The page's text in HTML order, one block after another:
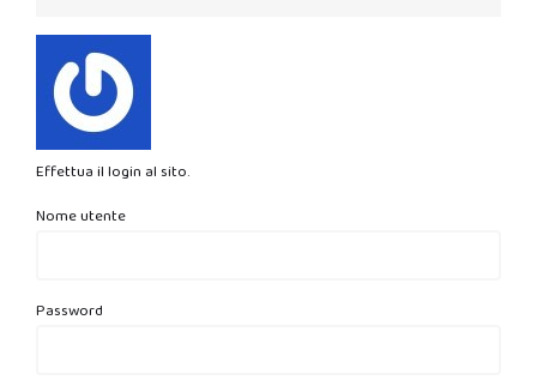
Effettua il login al sito.
Nome utente
Password